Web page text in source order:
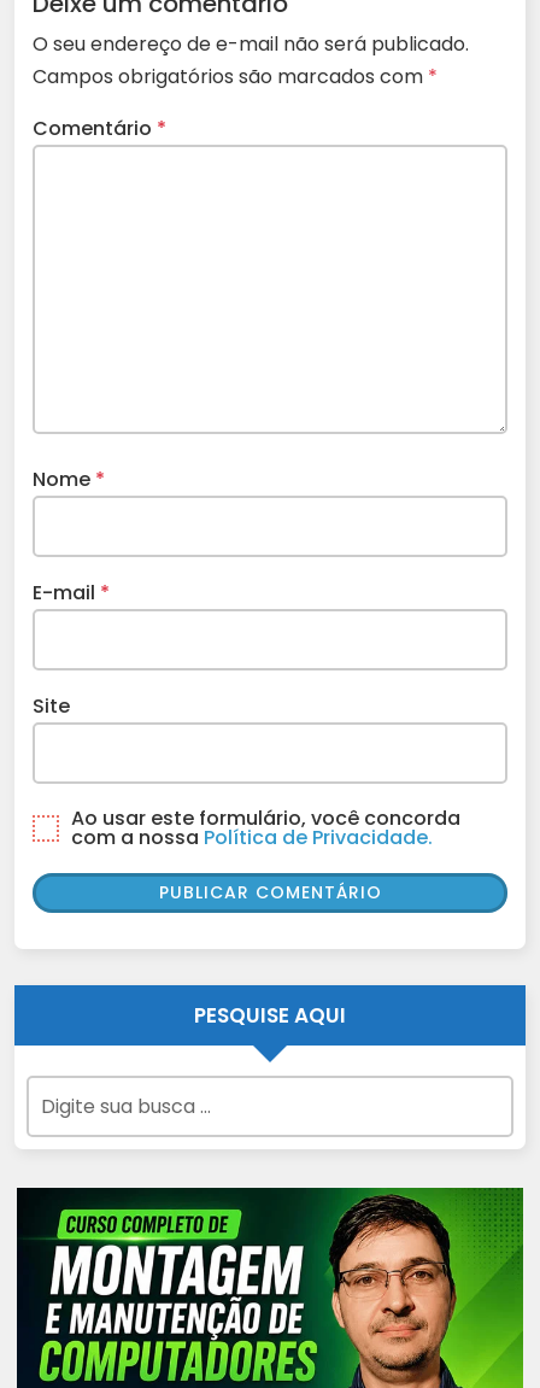
O seu endereço de e-mail não será publicado.
Campos obrigatórios são marcados com *
Comentário *
Nome *
E-mail *
Site
Ao usar este formulário, você concorda
com a nossa Política de Privacidade.
PESQUISE AQUI